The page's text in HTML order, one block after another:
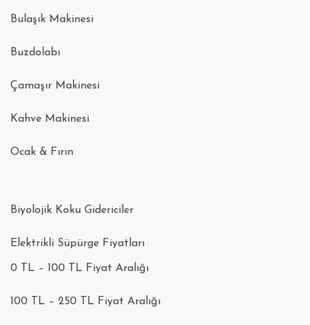
Bulaşık Makinesi
Buzdolabı
Çamaşır Makinesi
Kahve Makinesi
Ocak & Fırın
Biyolojik Koku Gidericiler
Elektrikli Süpürge Fiyatları
0 TL – 100 TL Fiyat Aralığı
100 TL – 250 TL Fiyat Aralığı